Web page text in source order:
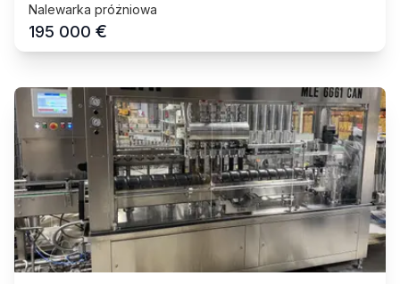
Nalewarka próżniowa
195 000 €